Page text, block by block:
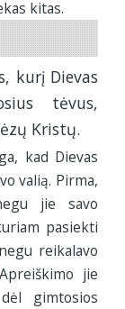
kitas.
kurį Dievas
tėvus,
Kristų.
kad Dievas
valią. Pirma,
jie savo
pasiekti
reikalavo
jie
gimtosios